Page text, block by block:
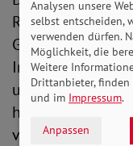
Grundsicherung
Insgesamt setzt
um, die wir
haben. So
von der
Analysen unsere
selbst entscheiden,
verwenden dürfen.
Möglichkeit, die
Weitere
Drittanbieter, finden
und im Impressum.
Anpassen